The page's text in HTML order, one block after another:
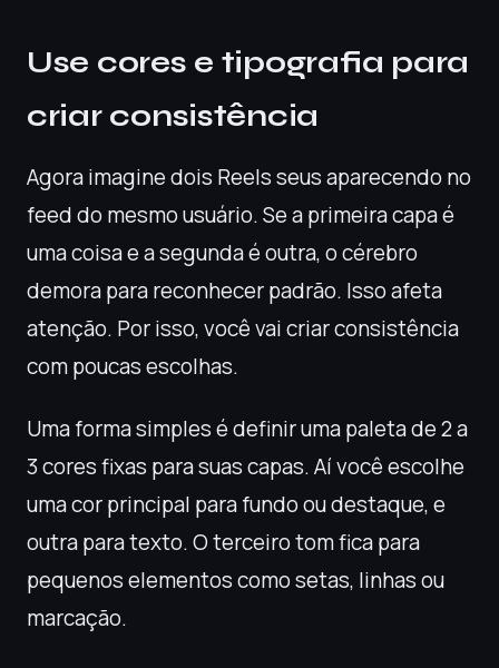
Use cores e tipografia para
criar consistência
Agora imagine dois Reels seus aparecendo no
feed do mesmo usuário. Se a primeira capa é
uma coisa e a segunda é outra, o cérebro
demora para reconhecer padrão. Isso afeta
atenção. Por isso, você vai criar consistência
com poucas escolhas.
Uma forma simples é definir uma paleta de 2 a
3 cores fixas para suas capas. Aí você escolhe
uma cor principal para fundo ou destaque, e
outra para texto. O terceiro tom fica para
pequenos elementos como setas, linhas ou
marcação.